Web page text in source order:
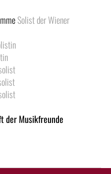
Solist der Wiener
der Musikfreunde